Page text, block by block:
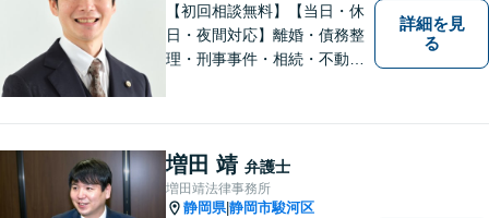
【初回相談無料】【当日・休
日・夜間対応】離婚・債務整
理・刑事事件・相続・不動産
向き合うことを心がけていま
す。法人・個人事業主の事業
再建・債務整理の問題解決に
自信があります。
詳細を見
る
増田 靖 弁護士
増田靖法律事務所
静岡県|静岡市駿河区